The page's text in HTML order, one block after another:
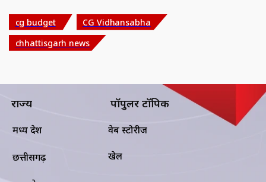
cg budget
CG Vidhansabha
chhattisgarh news
राज्य
मध्य प्रदेश
छत्तीसगढ़
पॉपुलर टॉपिक
वेब स्टोरीज
खेल